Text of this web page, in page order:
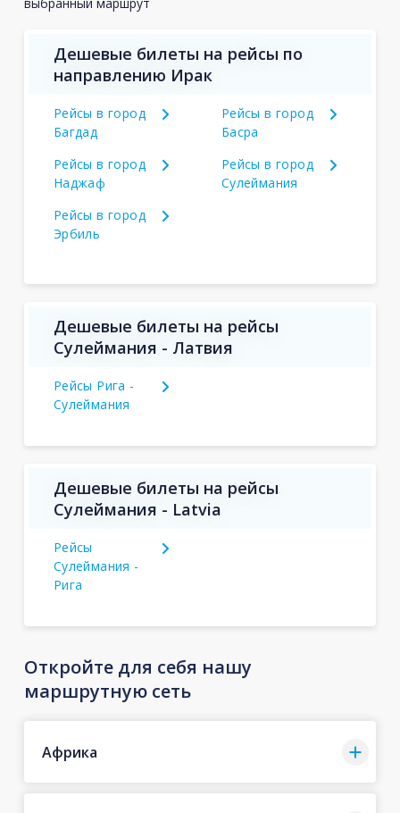
Дешевые билеты на рейсы по
направлению Ирак
Рейсы в город
Багдад
Рейсы в город
Басра
Рейсы в город
Наджаф
Рейсы в город
Сулеймания
Рейсы в город
Эрбиль
Дешевые билеты на рейсы
Сулеймания - Латвия
Рейсы Рига -
Сулеймания
Дешевые билеты на рейсы
Сулеймания - Latvia
Рейсы
Сулеймания -
Рига
Откройте для себя нашу
маршрутную сеть
Африка